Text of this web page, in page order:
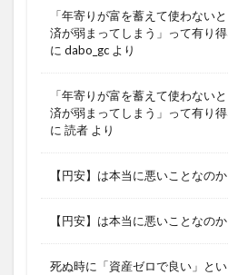
「年寄りが富を蓄えて使わない
済が弱まってしまう」って有り
に dabo_gc より
「年寄りが富を蓄えて使わない
済が弱まってしまう」って有り
に 読者 より
【円安】は本当に悪いことなのか
【円安】は本当に悪いことなのか
死ぬ時に「資産ゼロで良い」と